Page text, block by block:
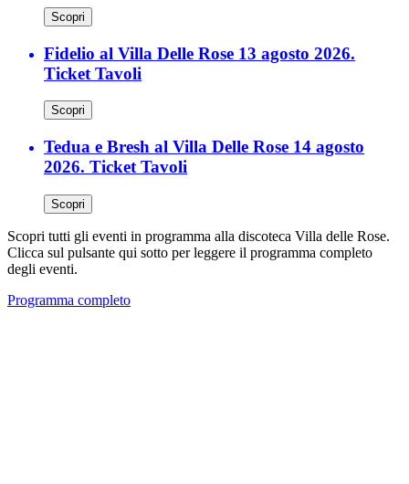
Scopri
Fidelio al Villa Delle Rose 13 agosto 2026.
Ticket Tavoli
Scopri
Tedua e Bresh al Villa Delle Rose 14 agosto
2026. Ticket Tavoli
Scopri
Scopri tutti gli eventi in programma alla discoteca Villa delle Rose.
Clicca sul pulsante qui sotto per leggere il programma completo
degli eventi.
Programma completo